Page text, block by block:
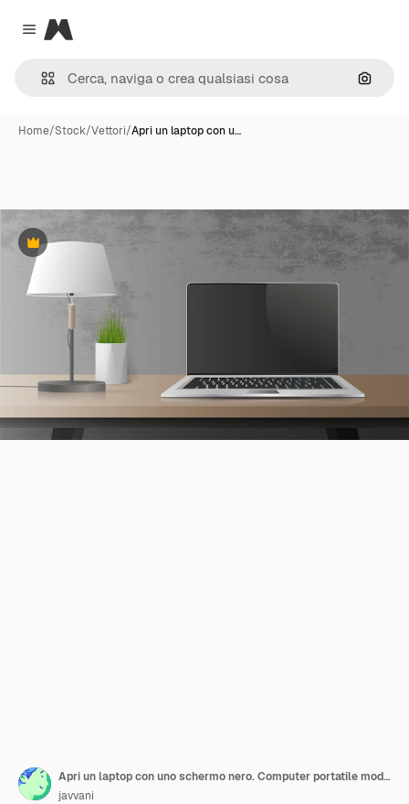
Close menu
Magnific
Cerca
Home/Stock/Vettori/Apri un laptop con u…
Premium
Apri un laptop con uno schermo nero. Computer portatile moderno su una tavola di legno. Tavolo, piante verdi da tavolo, lampada da tavolo, posto di lavoro in stile loft.
javvani